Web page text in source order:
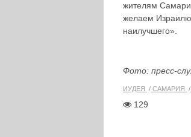
жителям
желаем
наилучшего».
Фото: пресс-
ИУДЕЯ САМАРИЯ
129